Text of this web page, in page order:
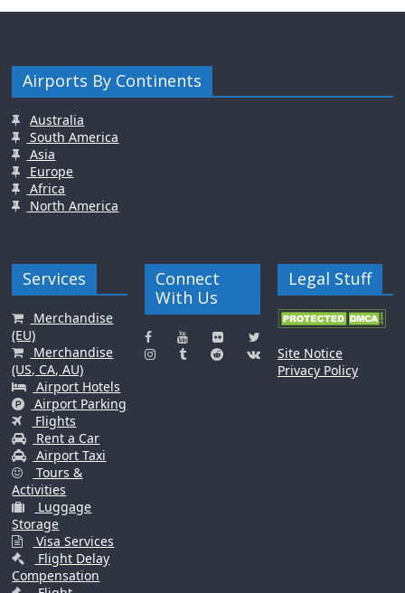
Airports By Continents
Australia
South America
Asia
Europe
Africa
North America
Services
Merchandise
(EU)
Merchandise
(US, CA, AU)
Airport Hotels
Airport Parking
Flights
Rent a Car
Airport Taxi
Tours &
Activities
Luggage
Storage
Visa Services
Flight Delay
Compensation
Connect
With Us
Legal Stuff
Site Notice
Privacy Policy